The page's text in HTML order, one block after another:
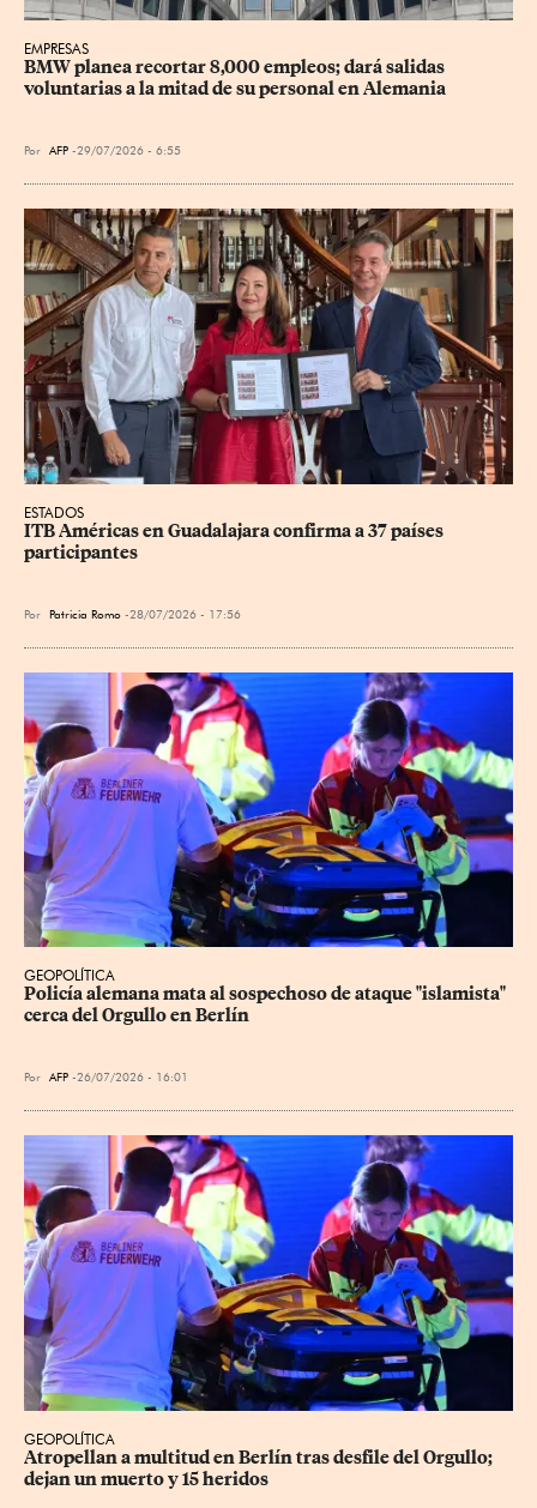
EMPRESAS
BMW planea recortar 8,000 empleos; dará salidas
voluntarias a la mitad de su personal en Alemania
Por AFP 29/07/2026 - 6:55
ESTADOS
ITB Américas en Guadalajara confirma a 37 países
participantes
Por Patricia Romo 28/07/2026 - 17:56
GEOPOLÍTICA
Policía alemana mata al sospechoso de ataque "islamista"
cerca del Orgullo en Berlín
Por AFP 26/07/2026 - 16:01
GEOPOLÍTICA
Atropellan a multitud en Berlín tras desfile del Orgullo;
dejan un muerto y 15 heridos